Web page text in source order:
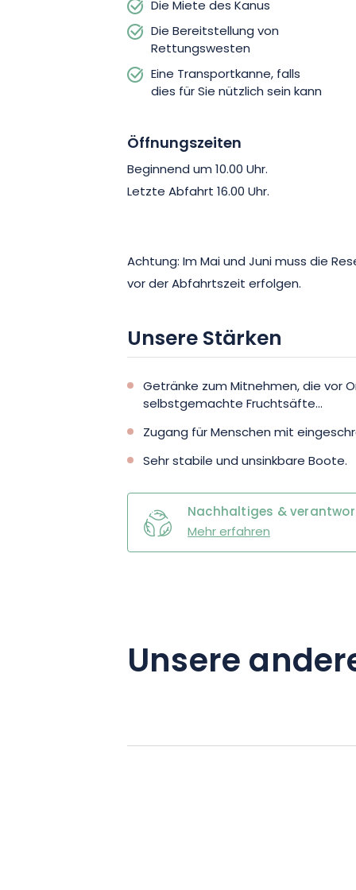
Die Miete des Kanus
Die Bereitstellung von
Rettungswesten
Eine Transportkanne, falls
dies für Sie nützlich sein kann
Öffnungszeiten
Beginnend um 10.00 Uhr.
Letzte Abfahrt 16.00 Uhr.
Achtung: Im Mai und Juni muss die
vor der Abfahrtszeit erfolgen.
Unsere Stärken
Getränke zum Mitnehmen, die vor
selbstgemachte Fruchtsäfte...
Zugang für Menschen mit
Sehr stabile und unsinkbare Boote.
Nachhaltiges &
Mehr erfahren
Unsere